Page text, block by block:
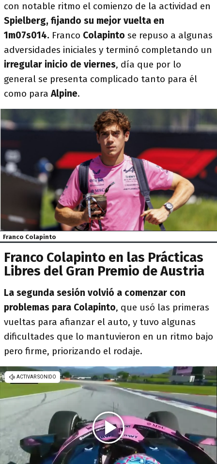
con notable ritmo el comienzo de la actividad en
Spielberg, fijando su mejor vuelta en
1m07s014. Franco Colapinto se repuso a algunas
adversidades iniciales y terminó completando un
irregular inicio de viernes, día que por lo
general se presenta complicado tanto para él
como paraAlpine.
Franco Colapinto
Franco Colapinto en las Prácticas
Libres del Gran Premio de Austria
La segunda sesión volvió a comenzar con
problemas para Colapinto, que usó las primeras
vueltas para afianzar el auto, y tuvo algunas
dificultades que lo mantuvieron en un ritmo bajo
pero firme, priorizando el rodaje.